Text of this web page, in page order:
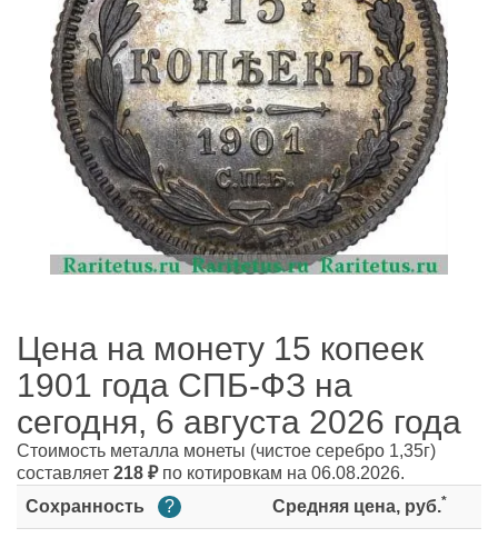
Цена на монету 15 копеек
1901 года СПБ-ФЗ на
сегодня, 6 августа 2026 года
Стоимость металла монеты (чистое серебро 1,35г)
составляет 218 ₽по котировкам на 06.08.2026.
Сохранность
? Средняя цена, руб.*